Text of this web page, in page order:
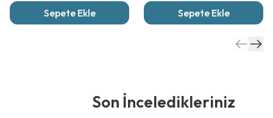
Sepete Ekle Sepete Ekle
Son İnceledikleriniz